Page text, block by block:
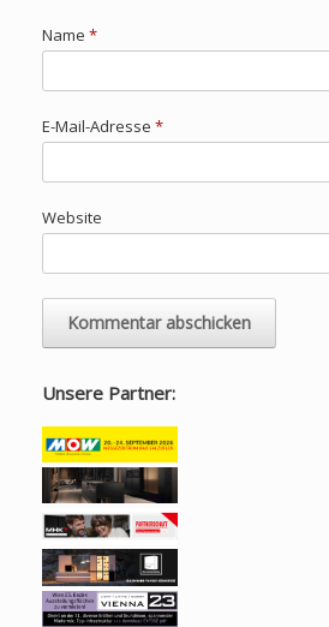
Name *
E-Mail-Adresse *
Website
Unsere Partner: